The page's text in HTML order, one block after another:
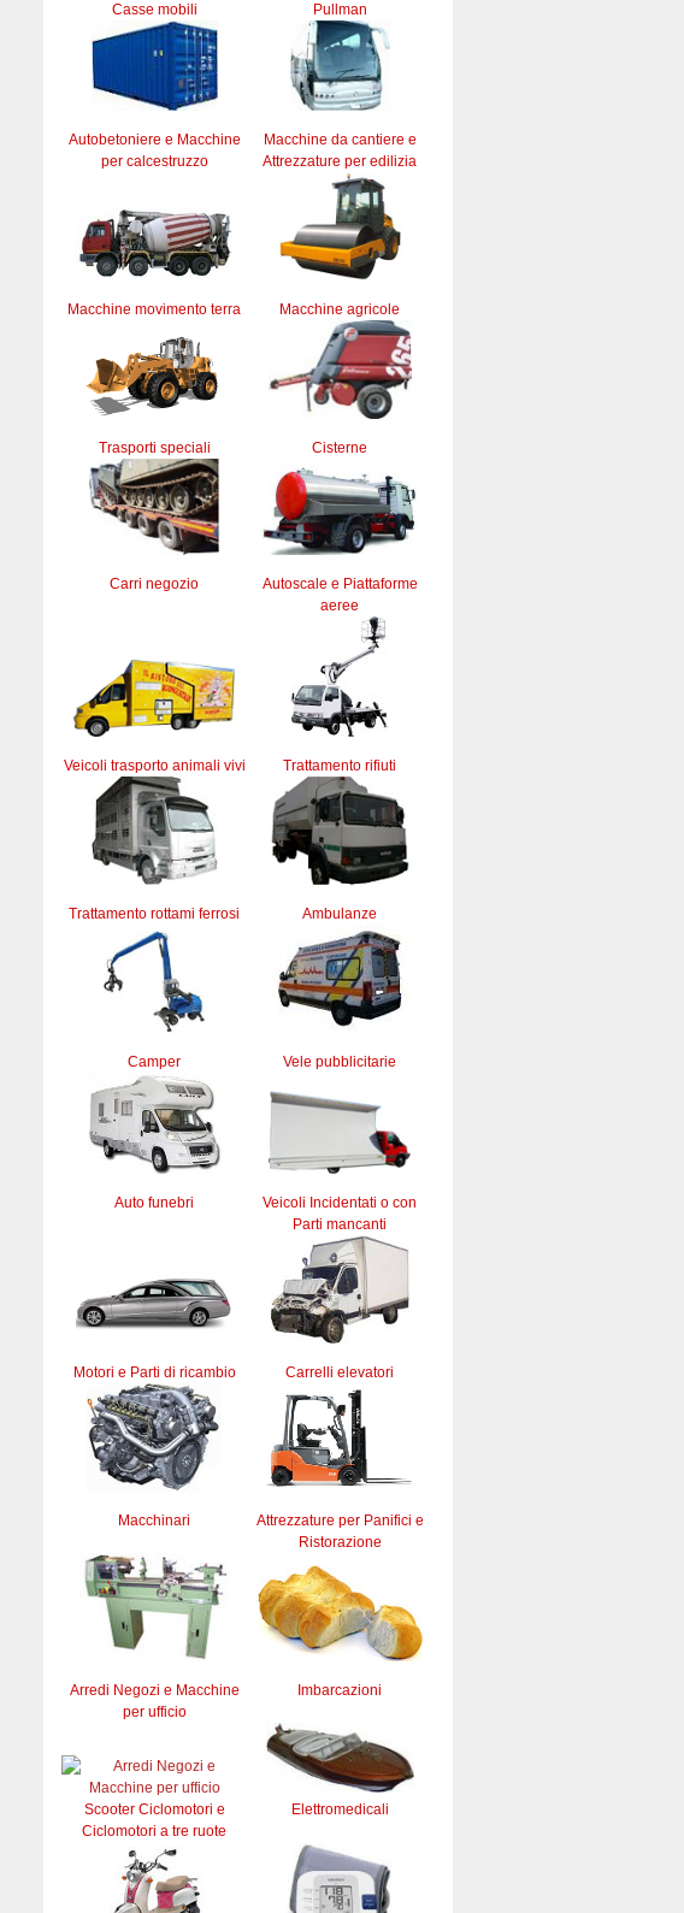
Casse mobili Pullman
Autobetoniere e Macchine
per calcestruzzo
Macchine da cantiere e
Attrezzature per edilizia
Macchine movimento terra Macchine agricole
Trasporti speciali Cisterne
Carri negozio
Autoscale e Piattaforme
aeree
Veicoli trasporto animali vivi Trattamento rifiuti
Trattamento rottami ferrosi Ambulanze
Camper Vele pubblicitarie
Auto funebri
Veicoli Incidentati o con
Parti mancanti
Motori e Parti di ricambio Carrelli elevatori
Macchinari
Attrezzature per Panifici e
Ristorazione
Arredi Negozi e Macchine
per ufficio
Imbarcazioni
Scooter Ciclomotori e
Ciclomotori a tre ruote
Elettromedicali